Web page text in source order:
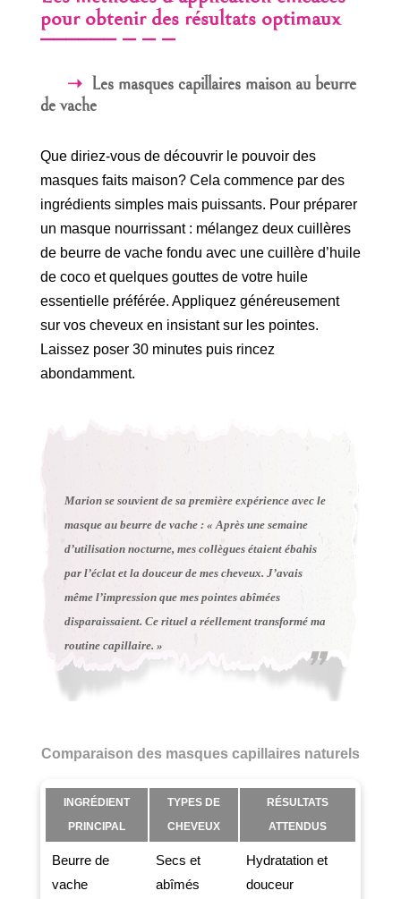
pour obtenir des résultats optimaux
Les masques capillaires maison au beurre
de vache
Que diriez-vous de découvrir le pouvoir des
masques faits maison? Cela commence par des
ingrédients simples mais puissants. Pour préparer
un masque nourrissant : mélangez deux cuillères
de beurre de vache fondu avec une cuillère d’huile
de coco et quelques gouttes de votre huile
essentielle préférée. Appliquez généreusement
sur vos cheveux en insistant sur les pointes.
Laissez poser 30 minutes puis rincez
abondamment.
Marion se souvient de sa première expérience avec le
masque au beurre de vache : « Après une semaine
d’utilisation nocturne, mes collègues étaient ébahis
par l’éclat et la douceur de mes cheveux. J’avais
même l’impression que mes pointes abîmées
disparaissaient. Ce rituel a réellement transformé ma
routine capillaire. »
Comparaison des masques capillaires naturels
INGRÉDIENT
PRINCIPAL
TYPES DE
CHEVEUX
RÉSULTATS
ATTENDUS
Beurre de
vache
Secs et
abîmés
Hydratation et
douceur